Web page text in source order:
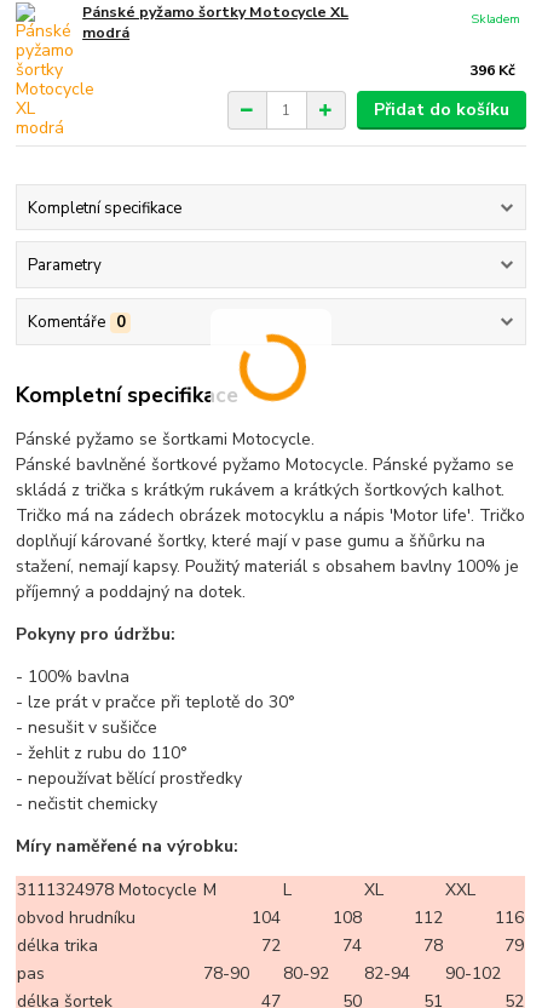
Pánské pyžamo šortky Motocycle XL
modrá
396 Kč
Skladem
Přidat do košíku
Kompletní specifikace
Parametry
Komentáře 0
Kompletní specifikace
Pánské pyžamo se šortkami Motocycle.
Pánské bavlněné šortkové pyžamo Motocycle. Pánské pyžamo se
skládá z trička s krátkým rukávem a krátkých šortkových kalhot.
Tričko má na zádech obrázek motocyklu a nápis 'Motor life'. Tričko
doplňují kárované šortky, které mají v pase gumu a šňůrku na
stažení, nemají kapsy. Použitý materiál s obsahem bavlny 100% je
příjemný a poddajný na dotek.
Pokyny pro údržbu:
- 100% bavlna
- lze prát v pračce při teplotě do 30°
- nesušit v sušičce
- žehlit z rubu do 110°
- nepoužívat bělící prostředky
- nečistit chemicky
Míry naměřené na výrobku:
3111324978 Motocycle M L XL
XXL
obvod hrudníku
104 108 112
116
délka trika
72 74 78
79
pas
78-90 80-92 82-94
90-102
délka šortek
47 50 51 52